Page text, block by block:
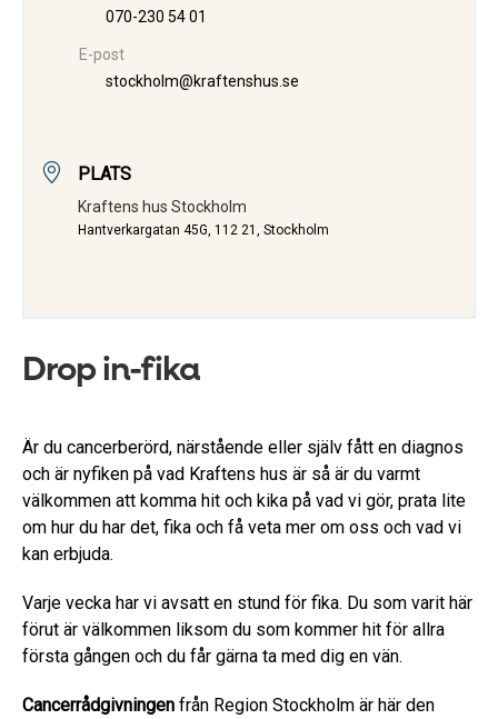
070-230 54 01
E-post
stockholm@kraftenshus.se
PLATS
Kraftens hus Stockholm
Hantverkargatan 45G, 112 21, Stockholm
Drop in-fika
Är du cancerberörd, närstående eller själv fått en diagnos
och är nyfiken på vad Kraftens hus är så är du varmt
välkommen att komma hit och kika på vad vi gör, prata lite
om hur du har det, fika och få veta mer om oss och vad vi
kan erbjuda.
Varje vecka har vi avsatt en stund för fika. Du som varit här
förut är välkommen liksom du som kommer hit för allra
första gången och du får gärna ta med dig en vän.
Cancerrådgivningen från Region Stockholm är här den